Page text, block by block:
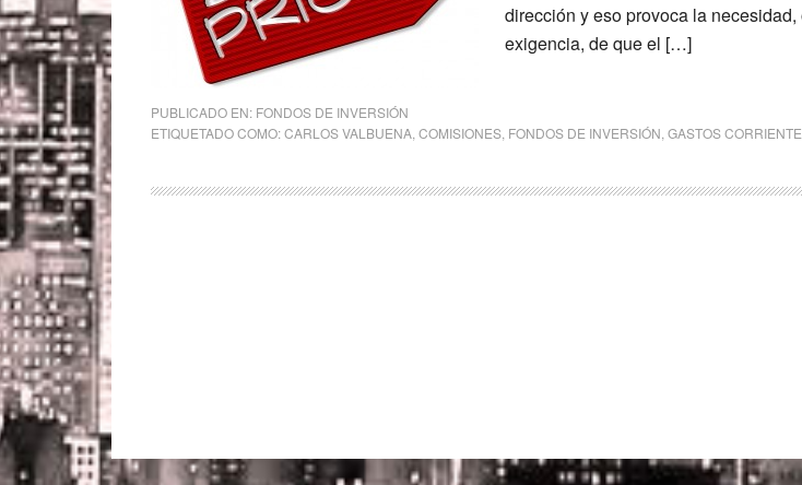
dirección y eso provoca la
exigencia, de que el […]
PUBLICADO EN: FONDOS DE INVERSIÓN
ETIQUETADO COMO:CARLOS VALBUENA COMISIONES FONDOS DE INVERSIÓN GASTOS